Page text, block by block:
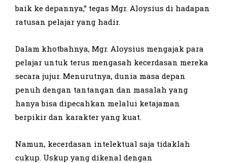
baik ke depannya,” tegas Mgr. Aloysius di hadapan
ratusan pelajar yang hadir.
Dalam khotbahnya, Mgr. Aloysius mengajak para
pelajar untuk terus mengasah kecerdasan mereka
secara jujur. Menurutnya, dunia masa depan
penuh dengan tantangan dan masalah yang
hanya bisa dipecahkan melalui ketajaman
berpikir dan karakter yang kuat.
Namun, kecerdasan intelektual saja tidaklah
cukup. Uskup yang dikenal dengan